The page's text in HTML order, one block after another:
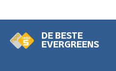
DE BESTE
EVERGREENS